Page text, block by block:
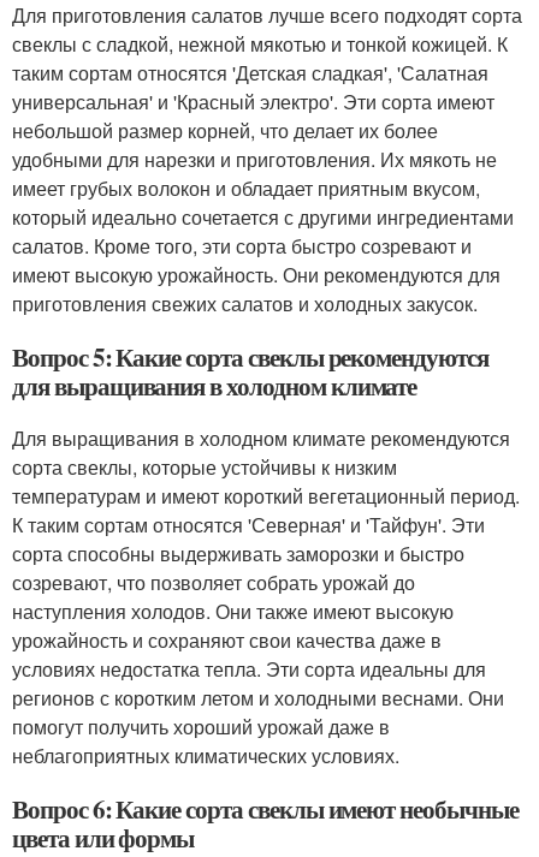
Для приготовления салатов лучше всего подходят сорта
свеклы с сладкой, нежной мякотью и тонкой кожицей. К
таким сортам относятся 'Детская сладкая', 'Салатная
универсальная' и 'Красный электро'. Эти сорта имеют
небольшой размер корней, что делает их более
удобными для нарезки и приготовления. Их мякоть не
имеет грубых волокон и обладает приятным вкусом,
который идеально сочетается с другими ингредиентами
салатов. Кроме того, эти сорта быстро созревают и
имеют высокую урожайность. Они рекомендуются для
приготовления свежих салатов и холодных закусок.
Вопрос 5: Какие сорта свеклы рекомендуются
для выращивания в холодном климате
Для выращивания в холодном климате рекомендуются
сорта свеклы, которые устойчивы к низким
температурам и имеют короткий вегетационный период.
К таким сортам относятся 'Северная' и 'Тайфун'. Эти
сорта способны выдерживать заморозки и быстро
созревают, что позволяет собрать урожай до
наступления холодов. Они также имеют высокую
урожайность и сохраняют свои качества даже в
условиях недостатка тепла. Эти сорта идеальны для
регионов с коротким летом и холодными веснами. Они
помогут получить хороший урожай даже в
неблагоприятных климатических условиях.
Вопрос 6: Какие сорта свеклы имеют необычные
цвета или формы